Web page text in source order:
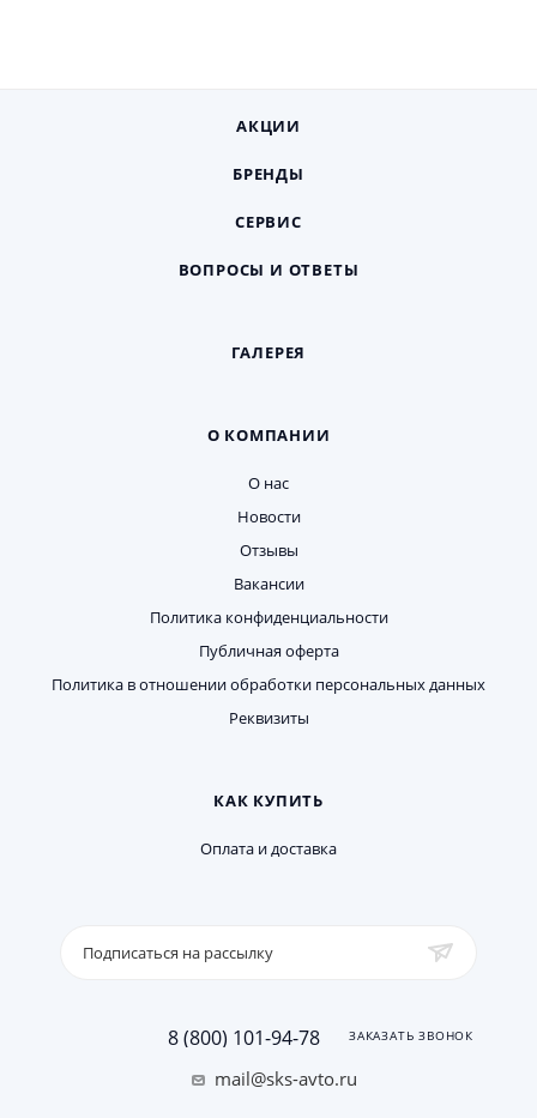
АКЦИИ
БРЕНДЫ
СЕРВИС
ВОПРОСЫ И ОТВЕТЫ
ГАЛЕРЕЯ
О КОМПАНИИ
О нас
Новости
Отзывы
Вакансии
Политика конфиденциальности
Публичная оферта
Политика в отношении обработки персональных данных
Реквизиты
КАК КУПИТЬ
Оплата и доставка
Подписаться на рассылку
8 (800) 101-94-78 ЗАКАЗАТЬ ЗВОНОК
mail@sks-avto.ru